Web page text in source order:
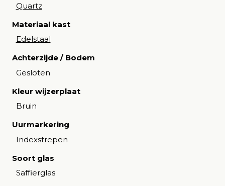
Quartz
Materiaal kast
Edelstaal
Achterzijde / Bodem
Gesloten
Kleur wijzerplaat
Bruin
Uurmarkering
Indexstrepen
Soort glas
Saffierglas